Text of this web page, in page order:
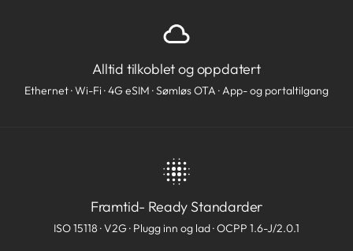
Alltid tilkoblet og oppdatert
Ethernet · Wi-Fi · 4G eSIM · Sømløs OTA · App- og portaltilgang
Framtid- Ready Standarder
ISO 15118 · V2G · Plugg inn og lad · OCPP 1.6-J/2.0.1